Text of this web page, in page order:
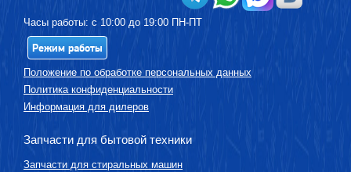
Часы работы: с 10:00 до 19:00 ПН-ПТ
Режим работы
Положение по обработке персональных данных
Политика конфиденциальности
Информация для дилеров
Запчасти для бытовой техники
Запчасти для стиральных машин